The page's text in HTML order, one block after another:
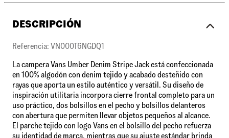
DESCRIPCIÓN
Referencia: VN000T6NGDQ1
La campera Vans Umber Denim Stripe Jack está confeccionada
en 100% algodón con denim tejido y acabado desteñido con
rayas que aporta un estilo auténtico y versátil. Su diseño de
inspiración utilitaria incorpora cierre frontal completo para un
uso práctico, dos bolsillos en el pecho y bolsillos delanteros
con abertura que permiten llevar objetos pequeños al alcance.
El parche tejido con logo Vans en el bolsillo del pecho refuerza
su identidad de marca, mientras que su ajuste estándar brinda